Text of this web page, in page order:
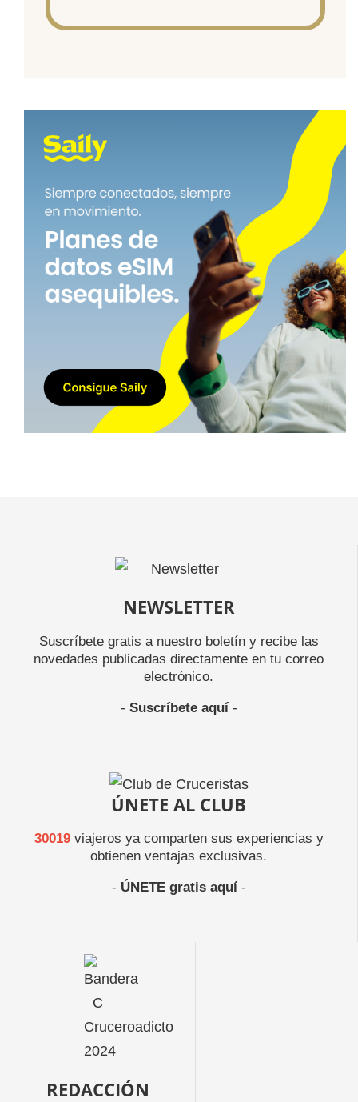
NEWSLETTER
Suscríbete gratis a nuestro boletín y recibe las
novedades publicadas directamente en tu correo
electrónico.
- Suscríbete aquí-
ÚNETE AL CLUB
30019viajeros ya comparten sus experiencias y
obtienen ventajas exclusivas.
- ÚNETE gratis aquí-
REDACCIÓN